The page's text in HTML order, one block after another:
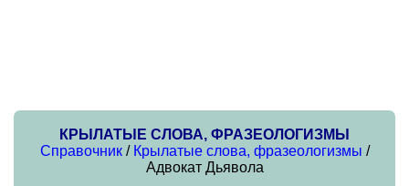
КРЫЛАТЫЕ СЛОВА, ФРАЗЕОЛОГИЗМЫ
Справочник/ Крылатые слова, фразеологизмы /
Адвокат Дьявола